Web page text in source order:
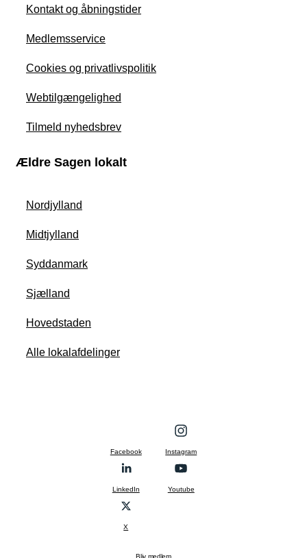
Kontakt og åbningstider
Medlemsservice
Cookies og privatlivspolitik
Webtilgængelighed
Tilmeld nyhedsbrev
Ældre Sagen lokalt
Nordjylland
Midtjylland
Syddanmark
Sjælland
Hovedstaden
Alle lokalafdelinger
Facebook Instagram
LinkedIn Youtube
X
Bliv medlem